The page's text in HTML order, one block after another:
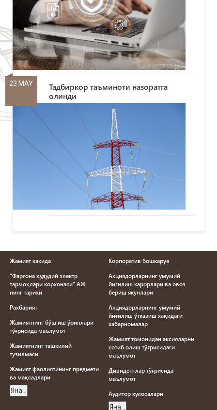
23 MAY
Тадбиркор таъминоти назоратга
олинди
Жамият хакида
"Фарғона ҳудудий электр
тармоқлари корхонаси" АЖ
нинг тарихи
Рахбарият
Жамиятнинг бўш иш ўринлари
тўғрисида маълумот
Жамиятнинг ташкилий
тузилмаси
Жамият фаолиятининг предмети
ва мақсадлари
Яна...
Корпоратив бошкарув
Акциядорларнинг умумий
йигилиш карорлари ва овоз
бериш якунлари
Акциядорларнинг умумий
йиғилиш ўтказиш хақидаги
хабарномалар
Жамият томонидан аксияларни
сотиб олиш тўғрисидаги
маълумот
Дивидентлар тўғрисида
маълумот
Aудитор хулосалари
Яна...